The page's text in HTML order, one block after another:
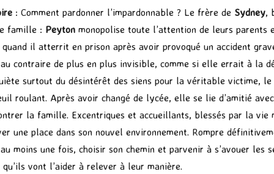
: Comment pardonner l’impardonnable ? Le frère de Sydney,
famille : Peyton monopolise toute l’attention de leurs
quand il atterrit en prison après avoir provoqué un accident
contraire de plus en plus invisible, comme si elle errait à la
surtout du désintérêt des siens pour la véritable victime,
roulant. Après avoir changé de lycée, elle se lie d’amitié
la famille. Excentriques et accueillants, blessés par la vie
une place dans son nouvel environnement. Rompre
moins une fois, choisir son chemin et parvenir à s’avouer
vont l’aider à relever à leur manière.